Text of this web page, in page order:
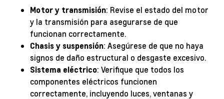
Motor y transmisión: Revise el estado del motor
y la transmisión para asegurarse de que
funcionan correctamente.
Chasis y suspensión: Asegúrese de que no haya
signos de daño estructural o desgaste excesivo.
Sistema eléctrico: Verifique que todos los
componentes eléctricos funcionen
correctamente, incluyendo luces, ventanas y